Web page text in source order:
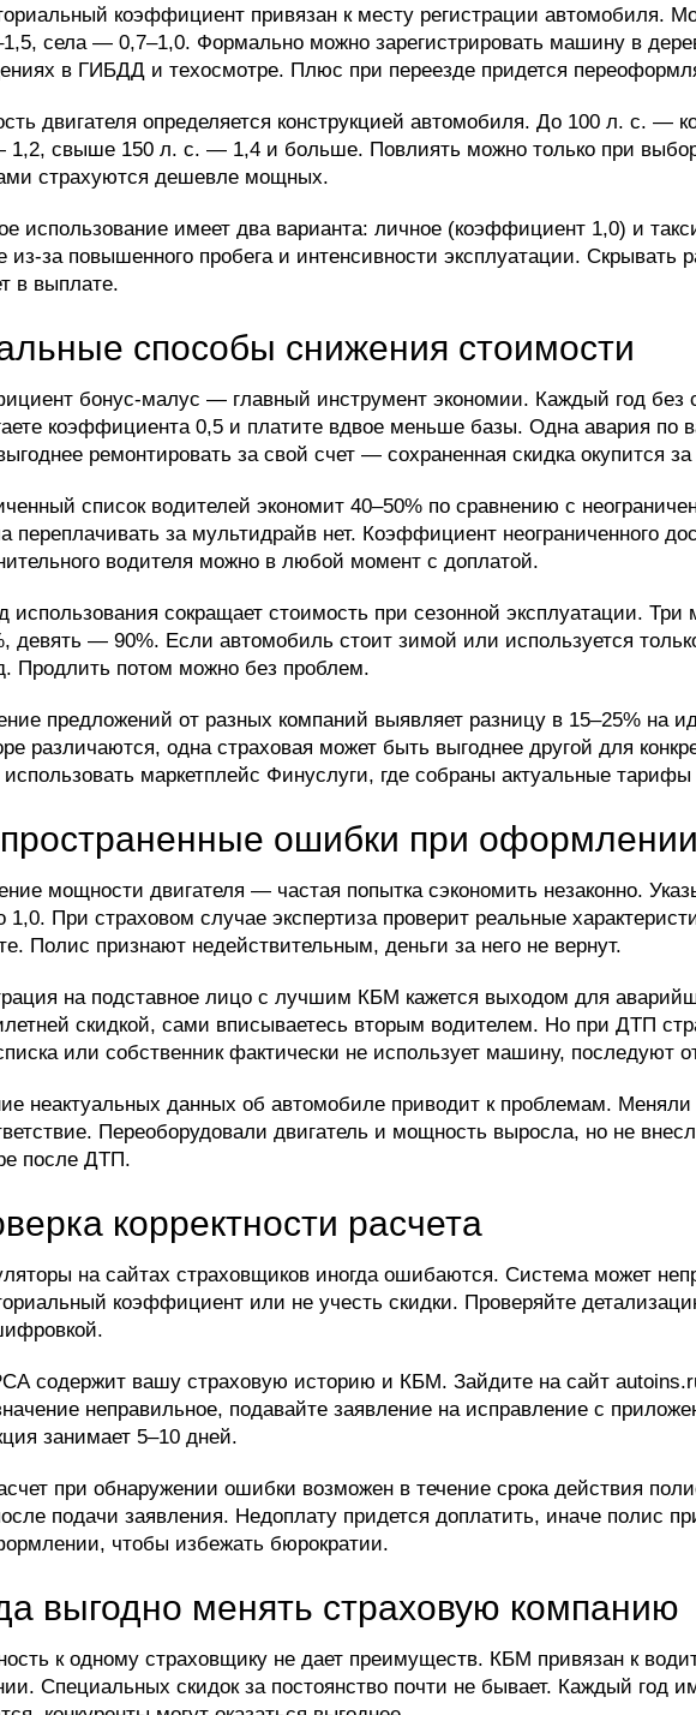
коэффициент привязан к месту регистрации автомобиля.
села — 0,7–1,0. Формально можно зарегистрировать машину в
в ГИБДД и техосмотре. Плюс при переезде придется
двигателя определяется конструкцией автомобиля. До 100 л. с.
свыше 150 л. с. — 1,4 и больше. Повлиять можно только при
страхуются дешевле мощных.
использование имеет два варианта: личное (коэффициент 1,0) и
из-за повышенного пробега и интенсивности эксплуатации. Скрывать
в выплате.
способы снижения стоимости
бонус-малус — главный инструмент экономии. Каждый год без
коэффициента 0,5 и платите вдвое меньше базы. Одна авария по
ремонтировать за свой счет — сохраненная скидка окупится за
список водителей экономит 40–50% по сравнению с
переплачивать за мультидрайв нет. Коэффициент неограниченного
водителя можно в любой момент с доплатой.
использования сокращает стоимость при сезонной эксплуатации.
девять — 90%. Если автомобиль стоит зимой или используется
Продлить потом можно без проблем.
предложений от разных компаний выявляет разницу в 15–25% на
различаются, одна страховая может быть выгоднее другой для
маркетплейс Финуслуги, где собраны актуальные
ошибки при оформлении
мощности двигателя — частая попытка сэкономить незаконно.
1,0. При страховом случае экспертиза проверит реальные
Полис признают недействительным, деньги за него не вернут.
на подставное лицо с лучшим КБМ кажется выходом для
скидкой, сами вписываетесь вторым водителем. Но при ДТП
или собственник фактически не использует машину, последуют
неактуальных данных об автомобиле приводит к проблемам.
Переоборудовали двигатель и мощность выросла, но не
после ДТП.
корректности расчета
на сайтах страховщиков иногда ошибаются. Система может
коэффициент или не учесть скидки. Проверяйте
содержит вашу страховую историю и КБМ. Зайдите на сайт
неправильное, подавайте заявление на исправление с
занимает 5–10 дней.
при обнаружении ошибки возможен в течение срока действия
подачи заявления. Недоплату придется доплатить, иначе полис
чтобы избежать бюрократии.
выгодно менять страховую компанию
к одному страховщику не дает преимуществ. КБМ привязан к
Специальных скидок за постоянство почти не бывает. Каждый